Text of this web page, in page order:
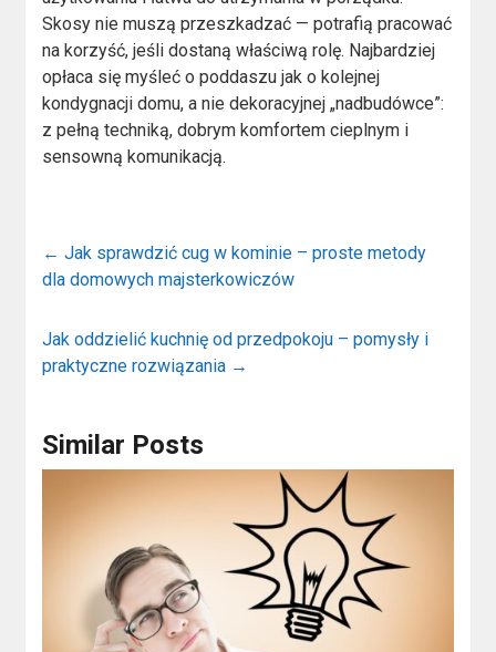
Skosy nie muszą przeszkadzać — potrafią pracować
na korzyść, jeśli dostaną właściwą rolę. Najbardziej
opłaca się myśleć o poddaszu jak o kolejnej
kondygnacji domu, a nie dekoracyjnej „nadbudówce”:
z pełną techniką, dobrym komfortem cieplnym i
sensowną komunikacją.
← Jak sprawdzić cug w kominie – proste metody
dla domowych majsterkowiczów
Jak oddzielić kuchnię od przedpokoju – pomysły i
praktyczne rozwiązania →
Similar Posts